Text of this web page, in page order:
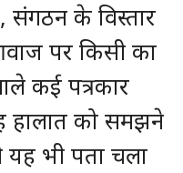
संगठन के विस्तार
पर किसी का
कई पत्रकार
हालात को समझने
यह भी पता चला